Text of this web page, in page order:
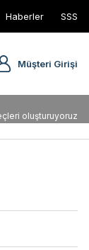
Haberler SSS
Müşteri Girişi
oluşturuyoruz